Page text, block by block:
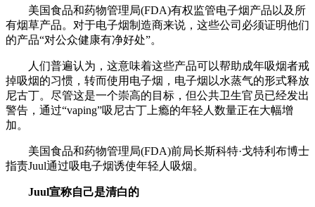
美国食品和药物管理局(FDA)有权监管电子烟产品以及所
有烟草产品。对于电子烟制造商来说，这些公司必须证明他们
的产品“对公众健康有净好处”。
人们普遍认为，这意味着这些产品可以帮助成年吸烟者戒
掉吸烟的习惯，转而使用电子烟，电子烟以水蒸气的形式释放
尼古丁。尽管这是一个崇高的目标，但公共卫生官员已经发出
警告，通过“vaping”吸尼古丁上瘾的年轻人数量正在大幅增
加。
美国食品和药物管理局(FDA)前局长斯科特·戈特利布博士
指责Juul通过吸电子烟诱使年轻人吸烟。
Juul宣称自己是清白的